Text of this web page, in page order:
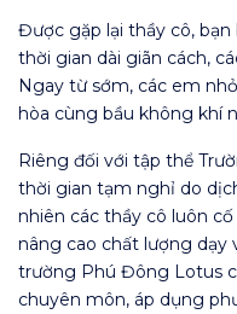
Được gặp lại thầy cô,
thời gian dài giãn cách,
Ngay từ sớm, các em
hòa cùng bầu không khí
Riêng đối với tập thể
thời gian tạm nghỉ do
nhiên các thầy cô luôn
nâng cao chất lượng dạy
trường Phú Đông Lotus
chuyên môn, áp dụng